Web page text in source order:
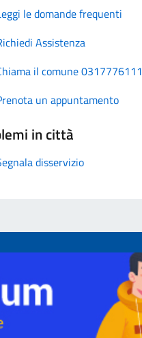
le domande frequenti
Assistenza
il comune 0317776111
un appuntamento
in città
disservizio